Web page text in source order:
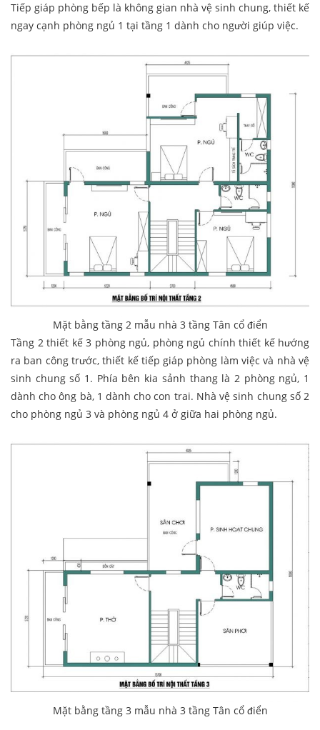
Tiếp giáp phòng bếp là không gian nhà vệ sinh chung, thiết kế
ngay cạnh phòng ngủ 1 tại tầng 1 dành cho người giúp việc.
Mặt bằng tầng 2 mẫu nhà 3 tầng Tân cổ điển
Tầng 2 thiết kế 3 phòng ngủ, phòng ngủ chính thiết kế hướng
ra ban công trước, thiết kế tiếp giáp phòng làm việc và nhà vệ
sinh chung số 1. Phía bên kia sảnh thang là 2 phòng ngủ, 1
dành cho ông bà, 1 dành cho con trai. Nhà vệ sinh chung số 2
cho phòng ngủ 3 và phòng ngủ 4 ở giữa hai phòng ngủ.
Mặt bằng tầng 3 mẫu nhà 3 tầng Tân cổ điển